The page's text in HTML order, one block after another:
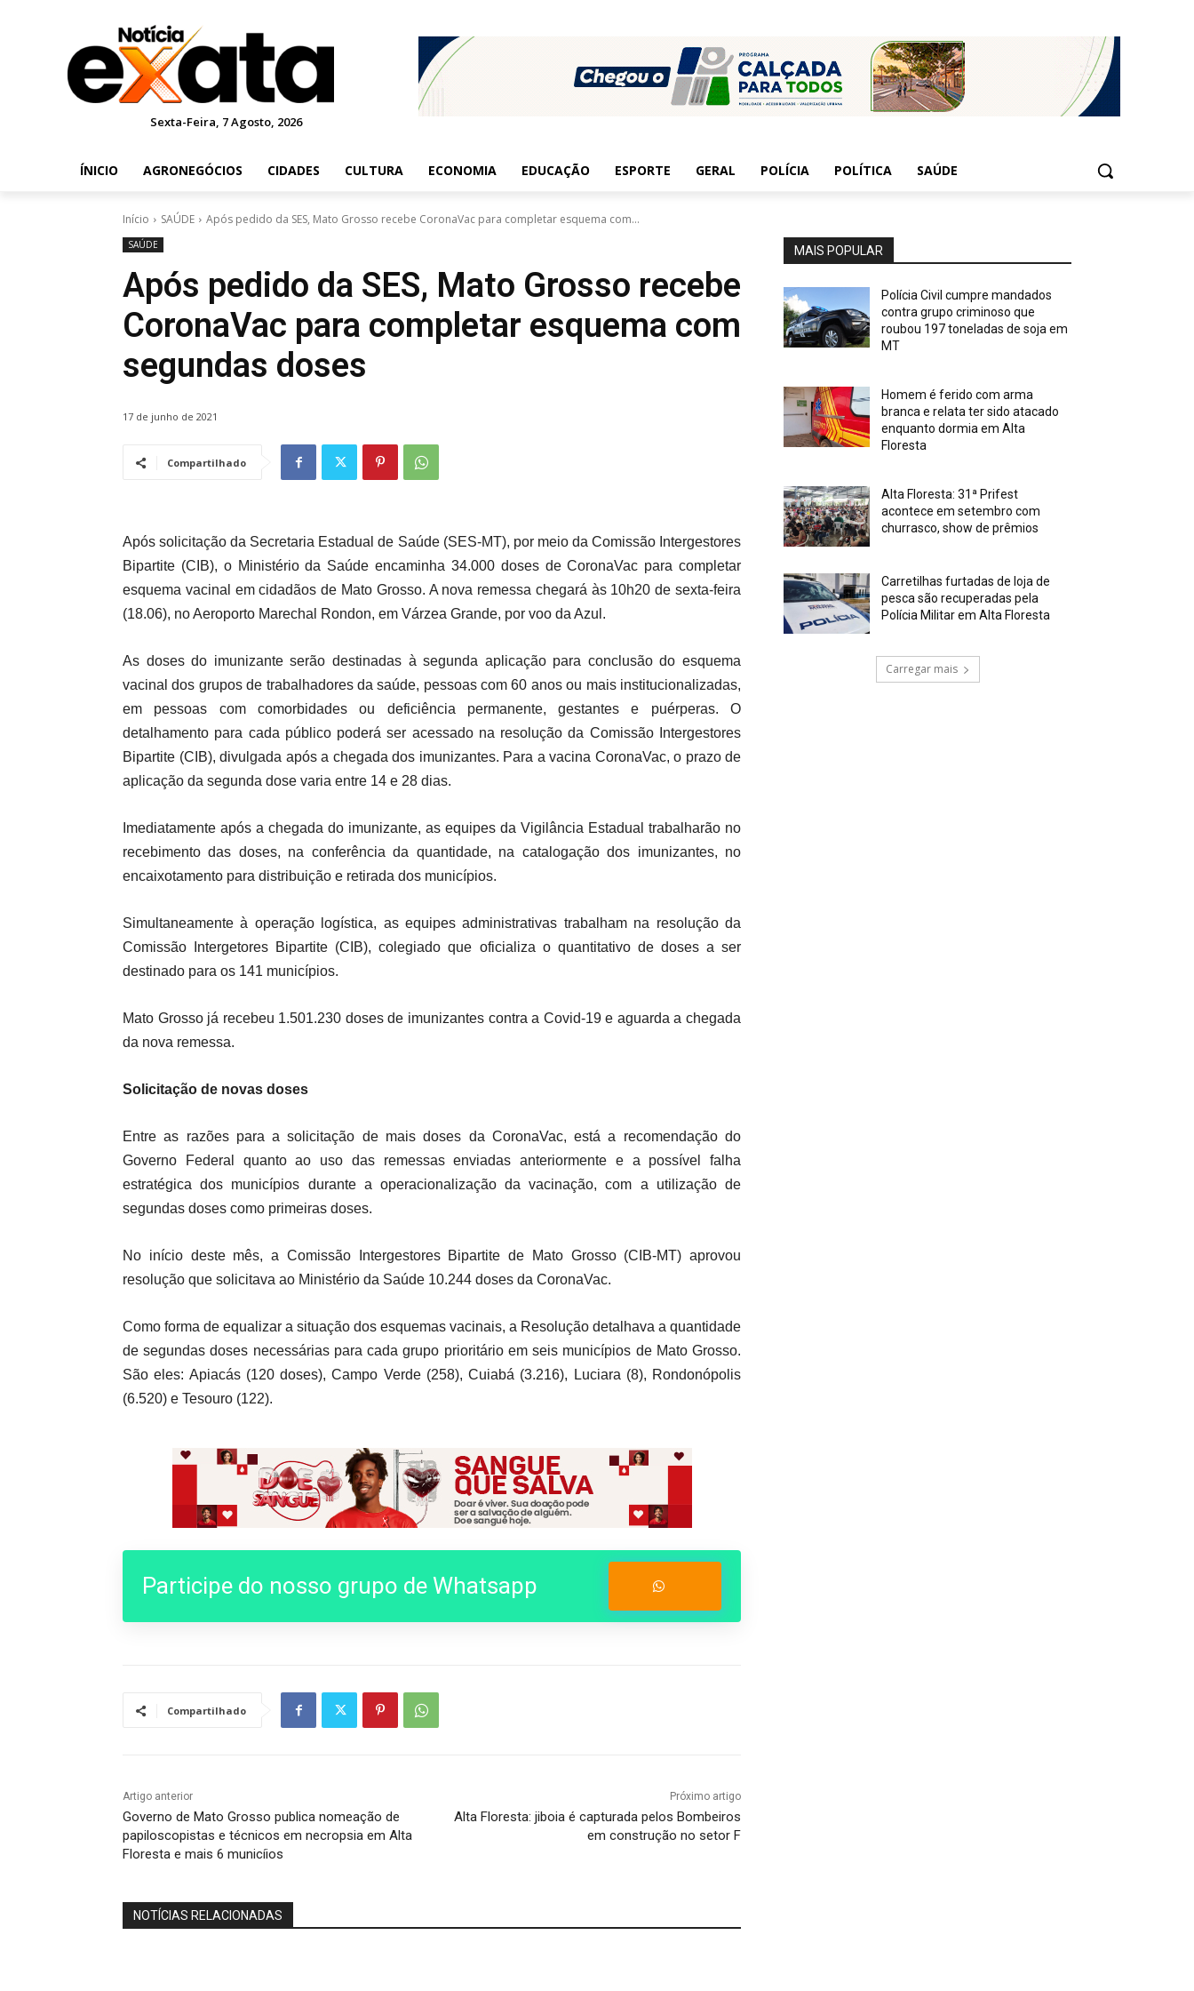
Sexta-Feira, 7 Agosto, 2026
ÍNICIO AGRONEGÓCIOS CIDADES CULTURA ECONOMIA EDUCAÇÃO ESPORTE GERAL POLÍCIA POLÍTICA SAÚDE
Início SAÚDE Após pedido da SES, Mato Grosso recebe CoronaVac para completar esquema com...
SAÚDE
Após pedido da SES, Mato Grosso recebe
CoronaVac para completar esquema com
segundas doses
17 de junho de 2021
Compartilhado
Após solicitação da Secretaria Estadual de Saúde (SES-MT), por meio da Comissão Intergestores
Bipartite (CIB), o Ministério da Saúde encaminha 34.000 doses de CoronaVac para completar
esquema vacinal em cidadãos de Mato Grosso. A nova remessa chegará às 10h20 de sexta-feira
(18.06), no Aeroporto Marechal Rondon, em Várzea Grande, por voo da Azul.
As doses do imunizante serão destinadas à segunda aplicação para conclusão do esquema
vacinal dos grupos de trabalhadores da saúde, pessoas com 60 anos ou mais institucionalizadas,
em pessoas com comorbidades ou deficiência permanente, gestantes e puérperas. O
detalhamento para cada público poderá ser acessado na resolução da Comissão Intergestores
Bipartite (CIB), divulgada após a chegada dos imunizantes. Para a vacina CoronaVac, o prazo de
aplicação da segunda dose varia entre 14 e 28 dias.
Imediatamente após a chegada do imunizante, as equipes da Vigilância Estadual trabalharão no
recebimento das doses, na conferência da quantidade, na catalogação dos imunizantes, no
encaixotamento para distribuição e retirada dos municípios.
Simultaneamente à operação logística, as equipes administrativas trabalham na resolução da
Comissão Intergetores Bipartite (CIB), colegiado que oficializa o quantitativo de doses a ser
destinado para os 141 municípios.
Mato Grosso já recebeu 1.501.230 doses de imunizantes contra a Covid-19 e aguarda a chegada
da nova remessa.
Solicitação de novas doses
Entre as razões para a solicitação de mais doses da CoronaVac, está a recomendação do
Governo Federal quanto ao uso das remessas enviadas anteriormente e a possível falha
estratégica dos municípios durante a operacionalização da vacinação, com a utilização de
segundas doses como primeiras doses.
No início deste mês, a Comissão Intergestores Bipartite de Mato Grosso (CIB-MT) aprovou
resolução que solicitava ao Ministério da Saúde 10.244 doses da CoronaVac.
Como forma de equalizar a situação dos esquemas vacinais, a Resolução detalhava a quantidade
de segundas doses necessárias para cada grupo prioritário em seis municípios de Mato Grosso.
São eles: Apiacás (120 doses), Campo Verde (258), Cuiabá (3.216), Luciara (8), Rondonópolis
(6.520) e Tesouro (122).
Participe do nosso grupo de Whatsapp
Compartilhado
Artigo anterior
Governo de Mato Grosso publica nomeação de
papiloscopistas e técnicos em necropsia em Alta
Floresta e mais 6 municíios
Próximo artigo
Alta Floresta: jiboia é capturada pelos Bombeiros
em construção no setor F
NOTÍCIAS RELACIONADAS
MAIS POPULAR
Polícia Civil cumpre mandados
contra grupo criminoso que
roubou 197 toneladas de soja em
MT
Homem é ferido com arma
branca e relata ter sido atacado
enquanto dormia em Alta
Floresta
Alta Floresta: 31ª Prifest
acontece em setembro com
churrasco, show de prêmios
Carretilhas furtadas de loja de
pesca são recuperadas pela
Polícia Militar em Alta Floresta
Carregar mais